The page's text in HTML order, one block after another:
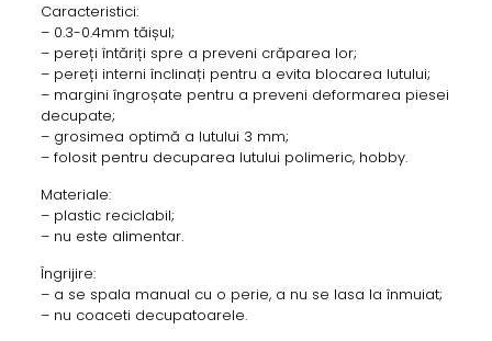
Caracteristici:
– 0.3-0.4mm tăișul;
– pereți întăriți spre a preveni crăparea lor;
– pereți interni înclinați pentru a evita blocarea lutului;
– margini îngroșate pentru a preveni deformarea piesei
decupate;
– grosimea optimă a lutului 3 mm;
– folosit pentru decuparea lutului polimeric, hobby.
Materiale:
– plastic reciclabil;
– nu este alimentar.
Îngrijire:
– a se spala manual cu o perie, a nu se lasa la înmuiat;
– nu coaceti decupatoarele.